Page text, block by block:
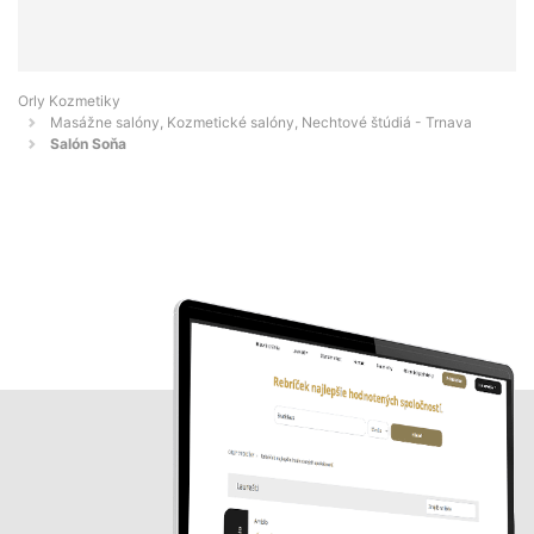
Orly Kozmetiky
Masážne salóny, Kozmetické salóny, Nechtové štúdiá - Trnava
Salón Soňa